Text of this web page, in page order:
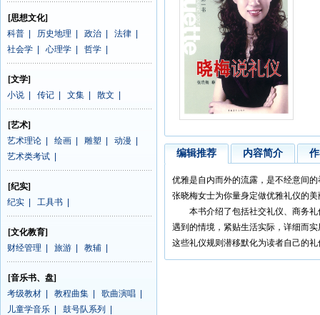
[思想文化]
科普
历史地理 政治 法律
社会学
心理学 哲学
[文学]
小说
传记 文集 散文
[艺术]
艺术理论
绘画 雕塑 动漫
艺术类考试
[纪实]
纪实
工具书
[文化教育]
财经管理
旅游 教辅
[音乐书、盘]
考级教材
教程曲集 歌曲演唱
儿童学音乐
鼓号队系列
编辑推荐 内容简介
优雅是自内而外的流露，是不经意间
张晓梅女士为你量身定做优雅礼仪的
本书介绍了包括社交礼仪、商务礼
遇到的情境，紧贴生活实际，详细而
这些礼仪规则潜移默化为读者自己的礼